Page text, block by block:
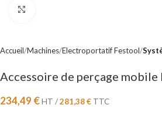
Accueil Machines Electroportatif Festool
Accessoire de perçage
234,49€HT /281,38€ TTC